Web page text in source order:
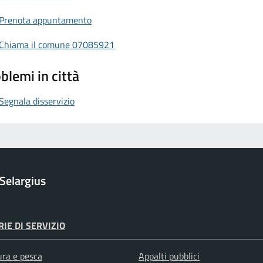
appuntamento
il comune 07085921
in città
disservizio
DI SERVIZIO
e pesca Appalti pubblici